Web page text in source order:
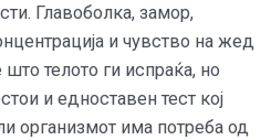
Главоболка, замор,
и чувство на жед
телото ги испраќа, но
и едноставен тест кој
организмот има потреба од